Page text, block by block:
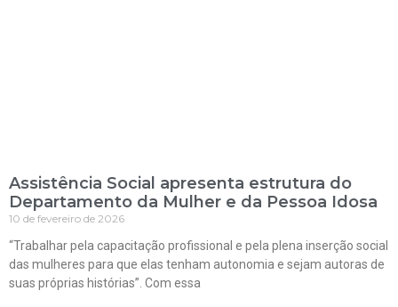
Assistência Social apresenta estrutura do
Departamento da Mulher e da Pessoa Idosa
10 de fevereiro de 2026
“Trabalhar pela capacitação profissional e pela plena inserção social
das mulheres para que elas tenham autonomia e sejam autoras de
suas próprias histórias”. Com essa